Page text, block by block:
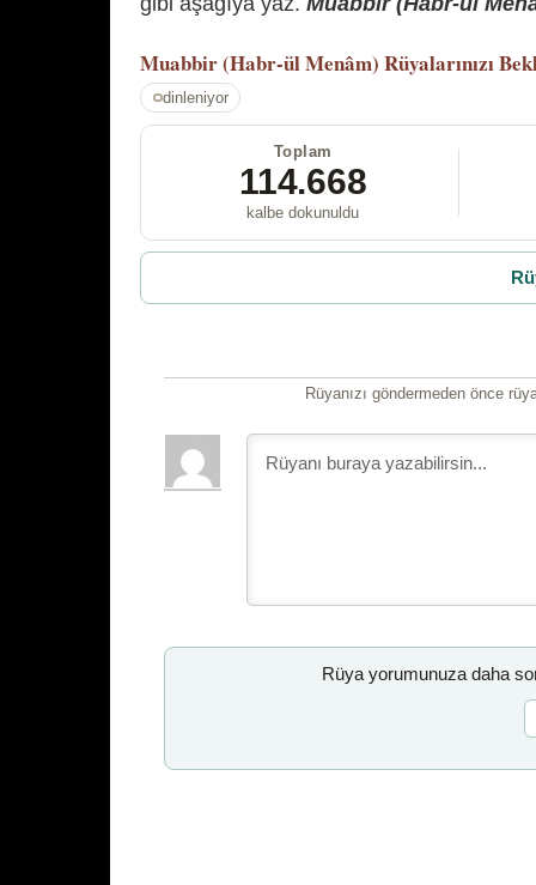
Muabbir (Habr-ül Menâm) Rüyalarınızı
dinleniyor
Toplam
114.668
kalbe dokunuldu
Rüyanızı göndermeden önce
Rüya yorumunuza daha